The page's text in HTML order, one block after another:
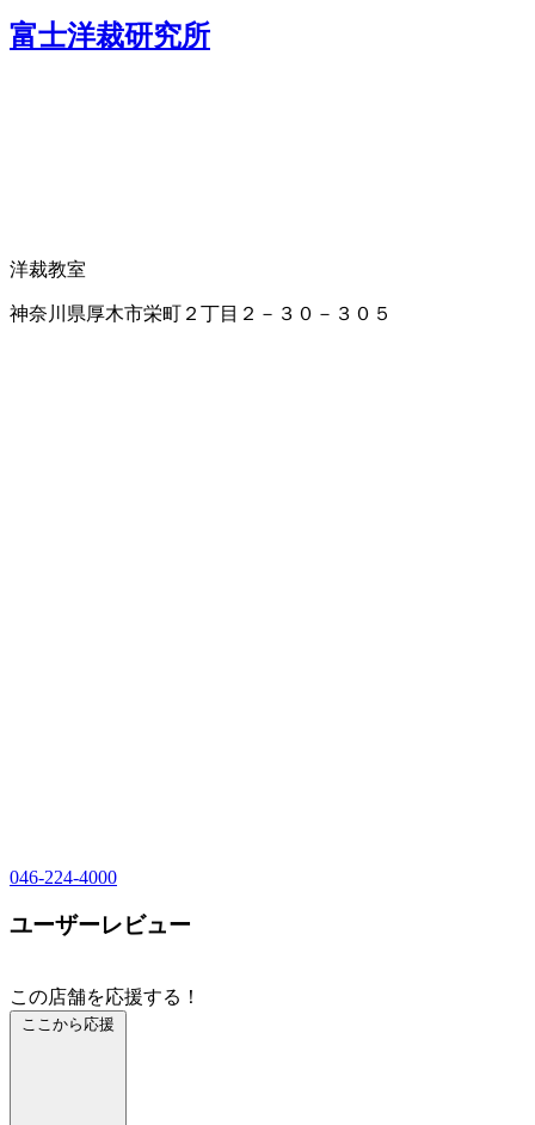
富士洋裁研究所
洋裁教室
神奈川県厚木市栄町２丁目２－３０－３０５
046-224-4000
ユーザーレビュー
この店舗を応援する！
ここから応援